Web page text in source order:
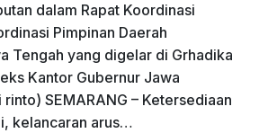
dalam Rapat Koordinasi
Pimpinan Daerah
Tengah yang digelar di Grhadika
Kantor Gubernur Jawa
SEMARANG – Ketersediaan
kelancaran arus…